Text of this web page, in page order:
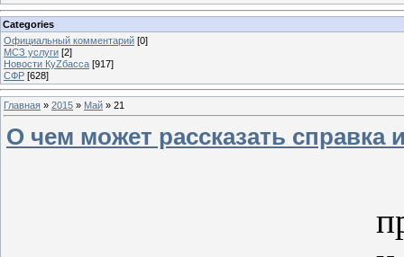
Categories
Официальный комментарий [0]
МСЗ услуги [2]
Новости КуZбасса [917]
СФР [628]
Главная » 2015 » Май » 21
О чем может рассказать справка